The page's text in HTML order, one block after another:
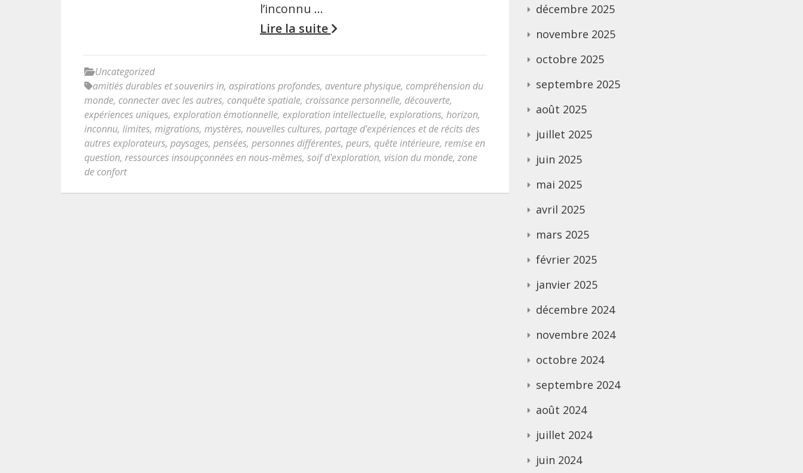
l’inconnu …
Lire la suite
Uncategorized
amitiés durables et souvenirs in, aspirations profondes, aventure physique, compréhension du
monde, connecter avec les autres, conquête spatiale, croissance personnelle, découverte,
expériences uniques, exploration émotionnelle, exploration intellectuelle, explorations, horizon,
inconnu, limites, migrations, mystères, nouvelles cultures, partage d'expériences et de récits des
autres explorateurs, paysages, pensées, personnes différentes, peurs, quête intérieure, remise en
question, ressources insoupçonnées en nous-mêmes, soif d'exploration, vision du monde, zone
de confort
décembre 2025
novembre 2025
octobre 2025
septembre 2025
août 2025
juillet 2025
juin 2025
mai 2025
avril 2025
mars 2025
février 2025
janvier 2025
décembre 2024
novembre 2024
octobre 2024
septembre 2024
août 2024
juillet 2024
juin 2024